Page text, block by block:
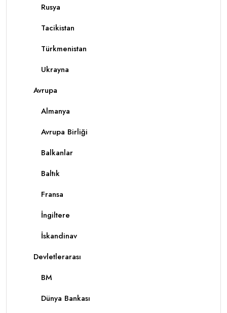
Rusya
Tacikistan
Türkmenistan
Ukrayna
Avrupa
Almanya
Avrupa Birliği
Balkanlar
Baltık
Fransa
İngiltere
İskandinav
Devletlerarası
BM
Dünya Bankası